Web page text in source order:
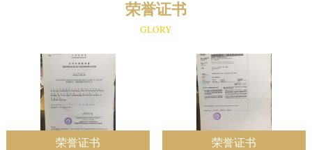
荣誉证书
GLORY
荣誉证书 荣誉证书